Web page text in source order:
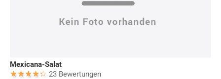
Mexicana-Salat
23 Bewertungen